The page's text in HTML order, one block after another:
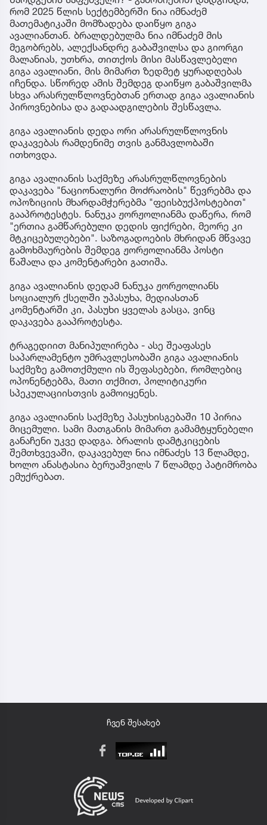
რომ 2025 წლის სექტემბერში ნია იმნაძემ
მათემატიკაში მომზადება დაიწყო გიგა
ავალიანთან. ბრალდებულმა ნია იმნაძემ მის
მეგობრებს, ალექსანდრე გაბაშვილსა და გიორგი
მალანიას, უთხრა, თითქოს მისი მასწავლებელი
გიგა ავალიანი, მის მიმართ ზედმეტ ყურადღებას
იჩენდა. სწორედ ამის შემდეგ დაიწყო გაბაშვილმა
სხვა არასრულწლოვნებთან ერთად გიგა ავალიანის
პიროვნებისა და გადაადგილების შესწავლა.
გიგა ავალიანის დედა ორი არასრულწლოვნის
დაკავებას რამდენიმე თვის განმავლობაში
ითხოვდა.
გიგა ავალიანის საქმეზე არასრულწლოვნების
დაკავება "ნაციონალური მოძრაობის" წევრებმა და
ოპოზიციის მხარდამჭერებმა "ფეისბუქპოსტებით"
გააპროტესტეს. ნანუკა ჟორჟოლიანმა დაწერა, რომ
"ერთია გამწარებული დედის ფიქრები, მეორე კი
მტკიცებულებები". საზოგადოების მხრიდან მწვავე
გამოხმაურების შემდეგ ჟორჟოლიანმა პოსტი
წაშალა და კომენტარები გათიშა.
გიგა ავალიანის დედამ ნანუკა ჟორჟოლიანს
სოციალურ ქსელში უპასუხა, მედიასთან
კომენტარში კი, პასუხი ყველას გასცა, ვინც
დაკავება გააპროტესტა.
ტრაგედიით მანიპულირება - ასე შეაფასეს
საპარლამენტო უმრავლესობაში გიგა ავალიანის
საქმეზე გამოთქმული ის შეფასებები, რომლებიც
ოპონენტებმა, მათი თქმით, პოლიტიკური
სპეკულაციისთვის გამოიყენეს.
გიგა ავალიანის საქმეზე პასუხისგებაში 10 პირია
მიცემული. სამი მათგანის მიმართ გამამტყუნებელი
განაჩენი უკვე დადგა. ბრალის დამტკიცების
შემთხვევაში, დაკავებულ ნია იმნაძეს 13 წლამდე,
ხოლო ანასტასია ბერუაშვილს 7 წლამდე პატიმრობა
ემუქრებათ.
ჩვენ შესახებ